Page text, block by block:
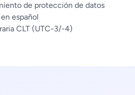
de protección de datos
español
CLT (UTC-3/-4)